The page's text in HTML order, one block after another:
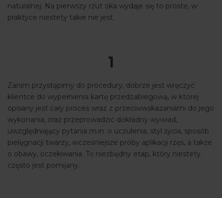
naturalnej. Na pierwszy rzut oka wydaje się to proste, w
praktyce niestety takie nie jest.
1
Zanim przystąpimy do procedury, dobrze jest wręczyć
klientce do wypełnienia kartę przedzabiegową, w której
opisany jest cały proces wraz z przeciwwskazaniami do jego
wykonania, oraz przeprowadzić dokładny wywiad,
uwzględniający pytania m.in. o uczulenia, styl życia, sposób
pielęgnacji twarzy, wcześniejsze próby aplikacji rzęs, a także
o obawy, oczekiwania. To niezbędny etap, który niestety
często jest pomijany.